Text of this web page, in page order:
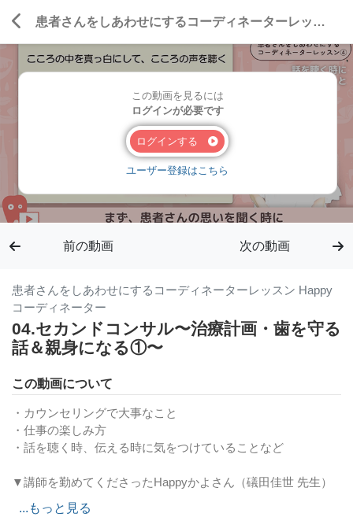
患者さんをしあわせにするコーディネーターレッスン Happyコーディネーター
この動画を見るには
ログインが必要です
ログインする
ユーザー登録はこちら
前の動画 次の動画
患者さんをしあわせにするコーディネーターレッスン Happy
コーディネーター
04.セカンドコンサル〜治療計画・歯を守る
話＆親身になる①〜
この動画について
・カウンセリングで大事なこと
・仕事の楽しみ方
・話を聴く時、伝える時に気をつけていることなど
▼講師を勤めてくださったHappyかよさん（礒田佳世 先生）
の情報はおさらいページに記載しています
...もっと見る